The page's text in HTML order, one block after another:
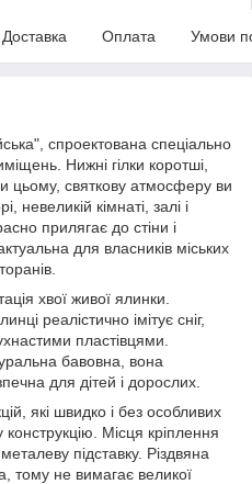
Доставка Оплата Умови
спроектована спеціально
Нижні гілки коротші,
цьому, святкову атмосферу ви
невеликій кімнаті, залі і
прилягає до стіни і
для власників міських
хвої живої ялинки.
реалістично імітує сніг,
пластівцями.
бавовна, вона
для дітей і дорослих.
які швидко і без особливих
Місця кріплення
підставку. Різдвяна
тому не вимагає великої